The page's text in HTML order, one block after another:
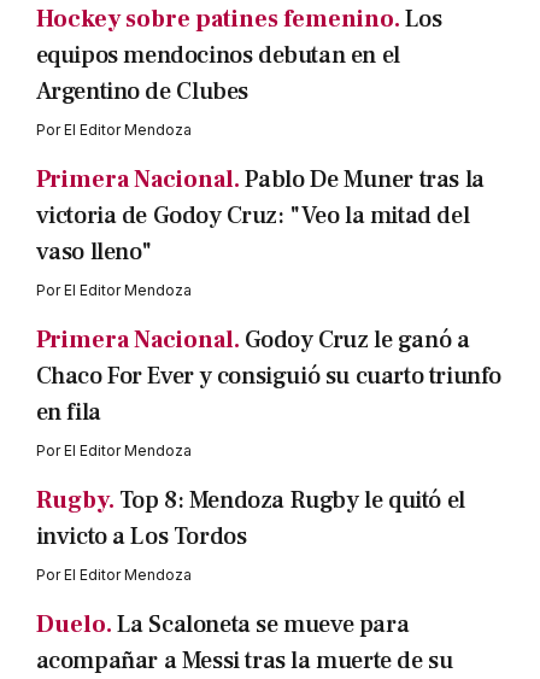
Hockey sobre patines femenino.Los
equipos mendocinos debutan en el
Argentino de Clubes
PorEl Editor Mendoza
Primera Nacional.Pablo De Muner tras la
victoria de Godoy Cruz: "Veo la mitad del
vaso lleno"
PorEl Editor Mendoza
Primera Nacional. Godoy Cruz le ganó a
Chaco For Ever y consiguió su cuarto triunfo
en fila
PorEl Editor Mendoza
Rugby. Top 8: Mendoza Rugby le quitó el
invicto a Los Tordos
PorEl Editor Mendoza
Duelo.La Scaloneta se mueve para
acompañar a Messi tras la muerte de su